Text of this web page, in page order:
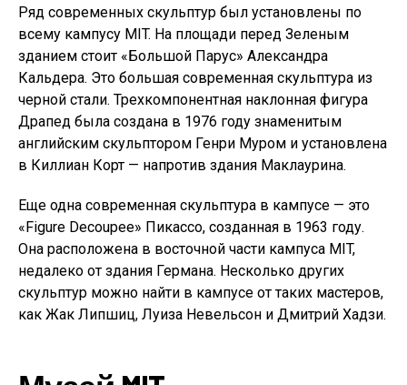
Ряд современных скульптур был установлены по
всему кампусу MIT. На площади перед Зеленым
зданием стоит «Большой Парус» Александра
Кальдера. Это большая современная скульптура из
черной стали. Трехкомпонентная наклонная фигура
Драпед была создана в 1976 году знаменитым
английским скульптором Генри Муром и установлена
​​в Киллиан Корт — напротив здания Маклаурина.
Еще одна современная скульптура в кампусе — это
«Figure Decoupee» Пикассо, созданная в 1963 году.
Она расположена в восточной части кампуса MIT,
недалеко от здания Германа. Несколько других
скульптур можно найти в кампусе от таких мастеров,
как Жак Липшиц, Луиза Невельсон и Дмитрий Хадзи.